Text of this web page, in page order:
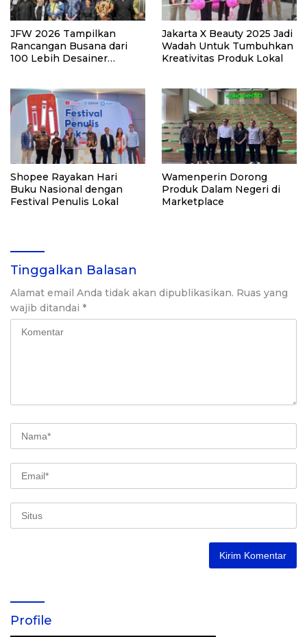
JFW 2026 Tampilkan
Rancangan Busana dari
100 Lebih Desainer
Jakarta X Beauty 2025 Jadi
Wadah Untuk Tumbuhkan
Kreativitas Produk Lokal
Shopee Rayakan Hari
Buku Nasional dengan
Festival Penulis Lokal
Wamenperin Dorong
Produk Dalam Negeri di
Marketplace
Tinggalkan Balasan
Alamat email Anda tidak akan dipublikasikan. Ruas yang
wajib ditandai *
Profile